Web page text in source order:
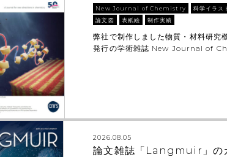
New Journal of Chemistry 科学イラス
論文図
表紙絵 制作実績
弊社で制作しました物質・材料研究
発行の学術雑誌 New Journal of
2026.08.05
論文雑誌「Langmuir」の